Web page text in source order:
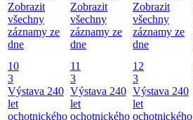
Zobrazit
všechny
záznamy ze
dne
Zobrazit
všechny
záznamy ze
dne
Zobrazit
všechny
záznamy ze
dne
10
3
Výstava 240
let
ochotnického
11
3
Výstava 240
let
ochotnického
12
3
Výstava 240
let
ochotnického